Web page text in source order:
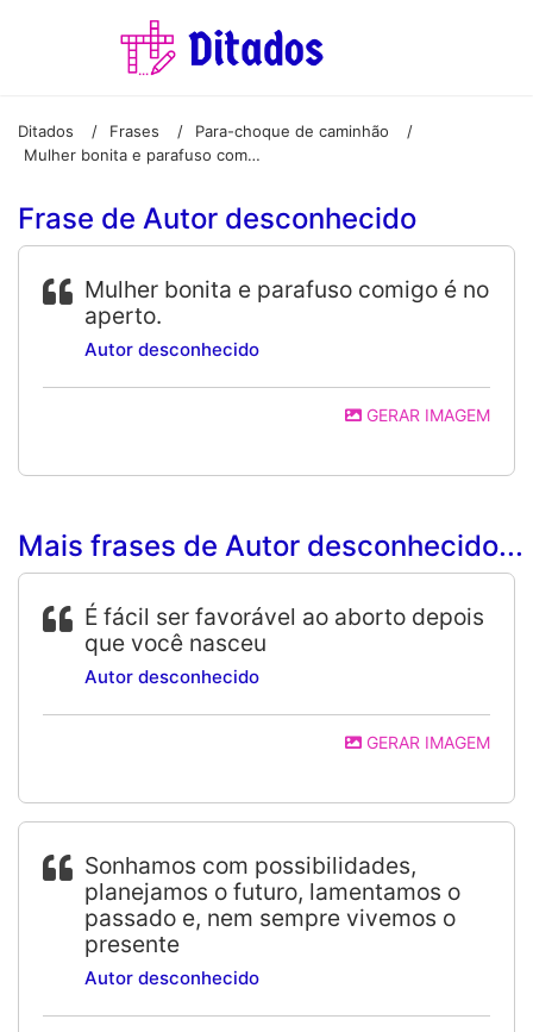
Ditados / Frases / Para-choque de caminhão
/
Mulher bonita e parafuso comigo é no aperto.
Frase de Autor desconhecido
Mulher bonita e parafuso comigo é no
aperto.
Autor desconhecido
GERAR IMAGEM
Mais frases de Autor desconhecido...
É fácil ser favorável ao aborto depois
que você nasceu
Autor desconhecido
GERAR IMAGEM
Sonhamos com possibilidades,
planejamos o futuro, lamentamos o
passado e, nem sempre vivemos o
presente
Autor desconhecido